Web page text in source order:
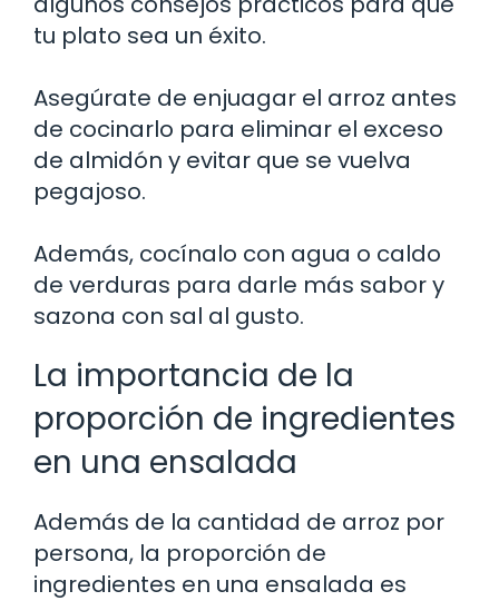
tu plato sea un éxito.
Asegúrate de enjuagar el arroz antes
de cocinarlo para eliminar el exceso
de almidón y evitar que se vuelva
pegajoso.
Además, cocínalo con agua o caldo
de verduras para darle más sabor y
sazona con sal al gusto.
La importancia de la
proporción de ingredientes
en una ensalada
Además de la cantidad de arroz por
persona, la proporción de
ingredientes en una ensalada es